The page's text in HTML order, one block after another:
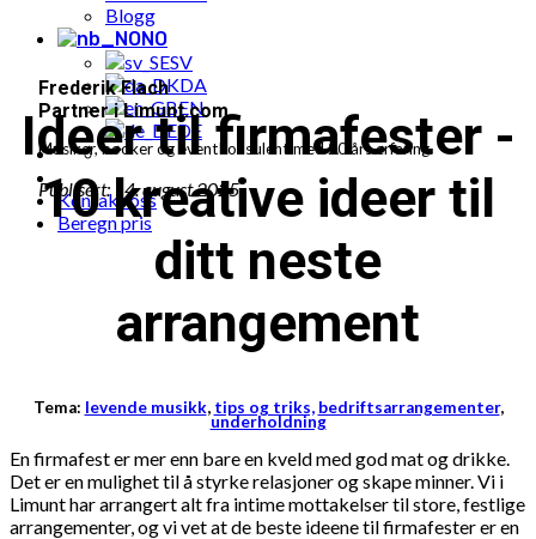
Blogg
NO
SV
DA
EN
DE
Kontakt oss
Beregn pris
Frederik Flach
Partner i Limunt.com
Musiker, booker og eventkonsulent med 20 års erfaring.
Publisert: 14. august 2025
Ideer til firmafester -
10 kreative ideer til
ditt neste
arrangement
Tema: levende musikk, tips og triks, bedriftsarrangementer,
underholdning
En firmafest er mer enn bare en kveld med god mat og drikke.
Det er en mulighet til å styrke relasjoner og skape minner. Vi i
Limunt har arrangert alt fra intime mottakelser til store, festlige
arrangementer, og vi vet at de beste ideene til firmafester er en